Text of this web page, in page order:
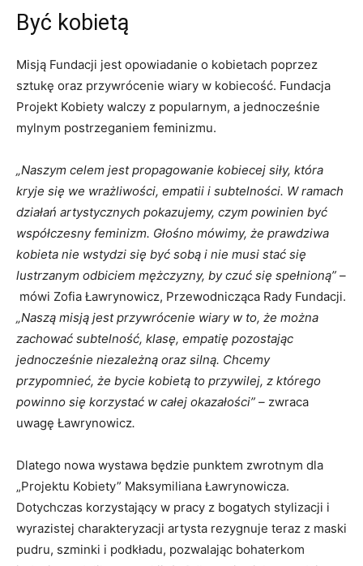
Być kobietą
Misją Fundacji jest opowiadanie o kobietach poprzez
sztukę oraz przywrócenie wiary w kobiecość. Fundacja
Projekt Kobiety walczy z popularnym, a jednocześnie
mylnym postrzeganiem feminizmu.
„Naszym celem jest propagowanie kobiecej siły, która
kryje się we wrażliwości, empatii i subtelności. W ramach
działań artystycznych pokazujemy, czym powinien być
współczesny feminizm. Głośno mówimy, że prawdziwa
kobieta nie wstydzi się być sobą i nie musi stać się
lustrzanym odbiciem mężczyzny, by czuć się spełnioną” –
mówi Zofia Ławrynowicz, Przewodnicząca Rady Fundacji.
„Naszą misją jest przywrócenie wiary w to, że można
zachować subtelność, klasę, empatię pozostając
jednocześnie niezależną oraz silną. Chcemy
przypomnieć, że bycie kobietą to przywilej, z którego
powinno się korzystać w całej okazałości” – zwraca
uwagę Ławrynowicz.
Dlatego nowa wystawa będzie punktem zwrotnym dla
„Projektu Kobiety” Maksymiliana Ławrynowicza.
Dotychczas korzystający w pracy z bogatych stylizacji i
wyrazistej charakteryzacji artysta rezygnuje teraz z maski
pudru, szminki i podkładu, pozwalając bohaterkom